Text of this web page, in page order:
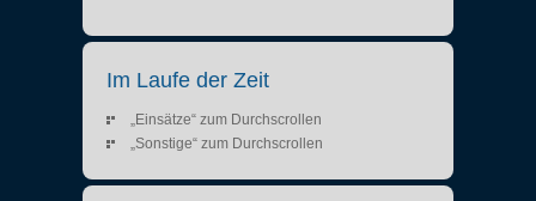
Im Laufe der Zeit
„Einsätze“ zum Durchscrollen
„Sonstige“ zum Durchscrollen